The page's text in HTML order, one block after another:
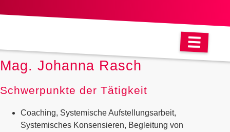
Mag. Johanna Rasch
Schwerpunkte der Tätigkeit
Coaching, Systemische Aufstellungsarbeit,
Systemisches Konsensieren, Begleitung von